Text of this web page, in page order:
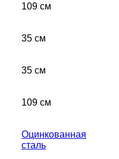
109 см
35 см
35 см
109 см
Оцинкованная
сталь